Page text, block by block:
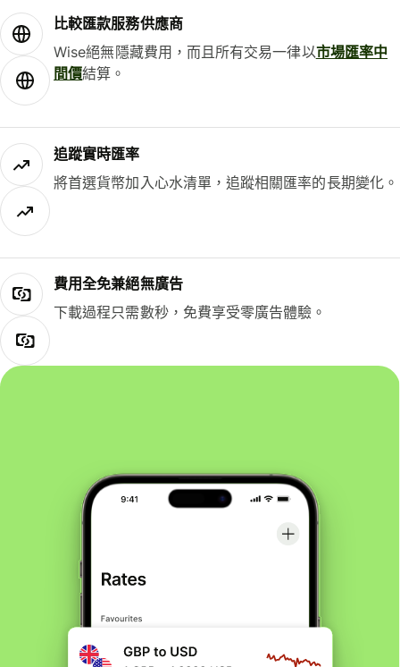
比較匯款服務供應商
Wise絕無隱藏費用，而且所有交易一律以市場匯率中
間價結算。
追蹤實時匯率
將首選貨幣加入心水清單，追蹤相關匯率的長期變化。
費用全免兼絕無廣告
下載過程只需數秒，免費享受零廣告體驗。